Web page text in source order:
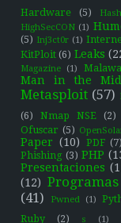
Hardware
(5)
HighSecCON (1)
(5) Inj3ct0r (1)
KitPloit (6) Leaks
Magazine (1)
Man in the
Metasploit (57)
(6)
Nmap NSE (2)
Ofuscar (5)
Paper (10) PDF (7)
Phishing (3) PHP
Presentaciones
(12)
(41)
Pwned (1)
Ruby
(2) s (1)